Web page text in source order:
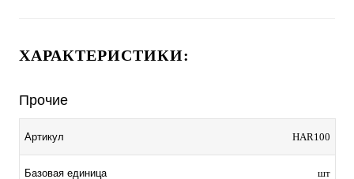
ХАРАКТЕРИСТИКИ:
Прочие
Артикул HAR100
Базовая единица шт